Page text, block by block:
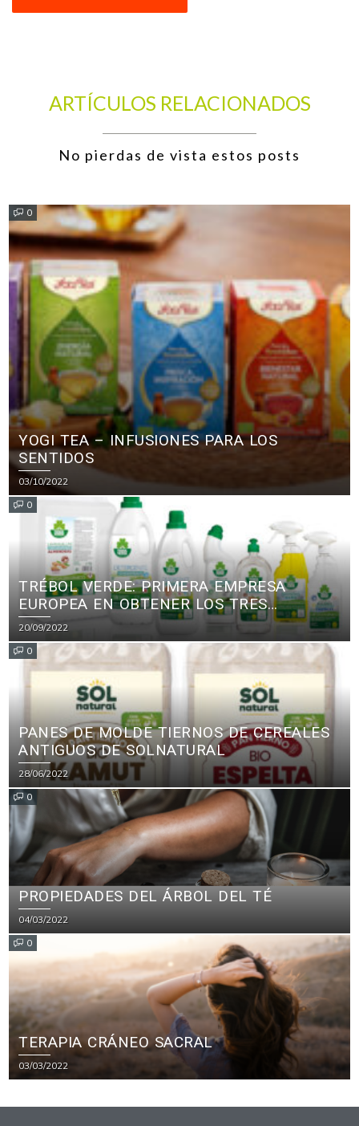
ARTÍCULOS RELACIONADOS
No pierdas de vista estos posts
0
YOGI TEA – INFUSIONES PARA LOS
SENTIDOS
03/10/2022
0
TRÉBOL VERDE: PRIMERA EMPRESA
EUROPEA EN OBTENER LOS TRES
PRINCIPALES CERTIFICADOS ECOLÓGICOS
PARA PRODUCTOS DE LIMPIEZA
20/09/2022
0
PANES DE MOLDE TIERNOS DE CEREALES
ANTIGUOS DE SOLNATURAL
28/06/2022
0
PROPIEDADES DEL ÁRBOL DEL TÉ
04/03/2022
0
TERAPIA CRÁNEO SACRAL
03/03/2022